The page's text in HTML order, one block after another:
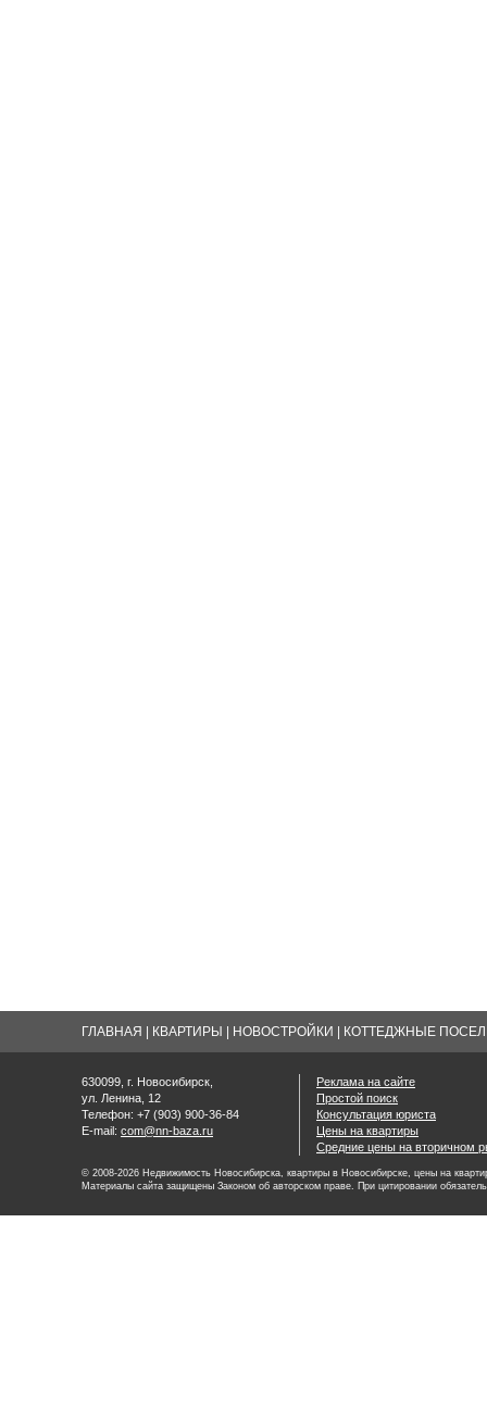
ГЛАВНАЯ КВАРТИРЫ НОВОСТРОЙКИ КОТТЕДЖНЫЕ
630099, г. Новосибирск,
ул. Ленина, 12
Телефон: +7 (903) 900-36-84
E-mail: com@nn-baza.ru
Реклама на сайте
Простой поиск
Консультация юриста
Цены на квартиры
Средние цены на вторичном
© 2008-2026 Недвижимость Новосибирска, квартиры в Новосибирске, цены на
Материалы сайта защищены Законом об авторском праве. При цитировании